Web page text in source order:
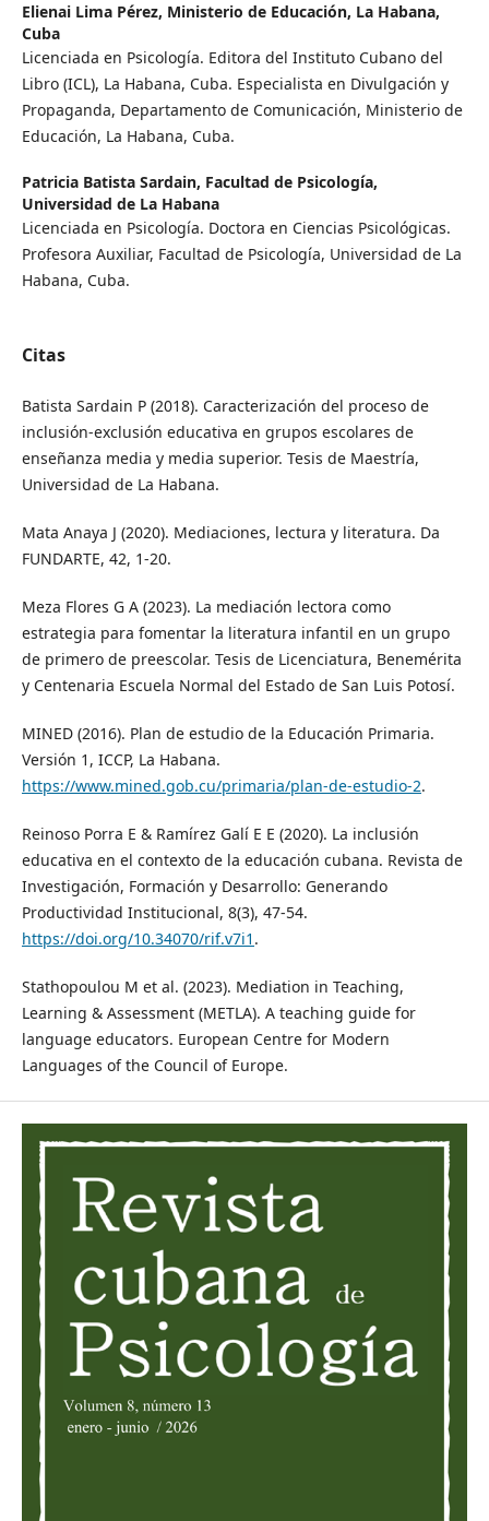
Elienai Lima Pérez, Ministerio de Educación, La Habana,
Cuba
Licenciada en Psicología. Editora del Instituto Cubano del
Libro (ICL), La Habana, Cuba. Especialista en Divulgación y
Propaganda, Departamento de Comunicación, Ministerio de
Educación, La Habana, Cuba.
Patricia Batista Sardain, Facultad de Psicología,
Universidad de La Habana
Licenciada en Psicología. Doctora en Ciencias Psicológicas.
Profesora Auxiliar, Facultad de Psicología, Universidad de La
Habana, Cuba.
Citas
Batista Sardain P (2018). Caracterización del proceso de
inclusión-exclusión educativa en grupos escolares de
enseñanza media y media superior. Tesis de Maestría,
Universidad de La Habana.
Mata Anaya J (2020). Mediaciones, lectura y literatura. Da
FUNDARTE, 42, 1-20.
Meza Flores G A (2023). La mediación lectora como
estrategia para fomentar la literatura infantil en un grupo
de primero de preescolar. Tesis de Licenciatura, Benemérita
y Centenaria Escuela Normal del Estado de San Luis Potosí.
MINED (2016). Plan de estudio de la Educación Primaria.
Versión 1, ICCP, La Habana.
https://www.mined.gob.cu/primaria/plan-de-estudio-2.
Reinoso Porra E & Ramírez Galí E E (2020). La inclusión
educativa en el contexto de la educación cubana. Revista de
Investigación, Formación y Desarrollo: Generando
Productividad Institucional, 8(3), 47-54.
https://doi.org/10.34070/rif.v7i1 .
Stathopoulou M et al. (2023). Mediation in Teaching,
Learning & Assessment (METLA). A teaching guide for
language educators. European Centre for Modern
Languages of the Council of Europe.